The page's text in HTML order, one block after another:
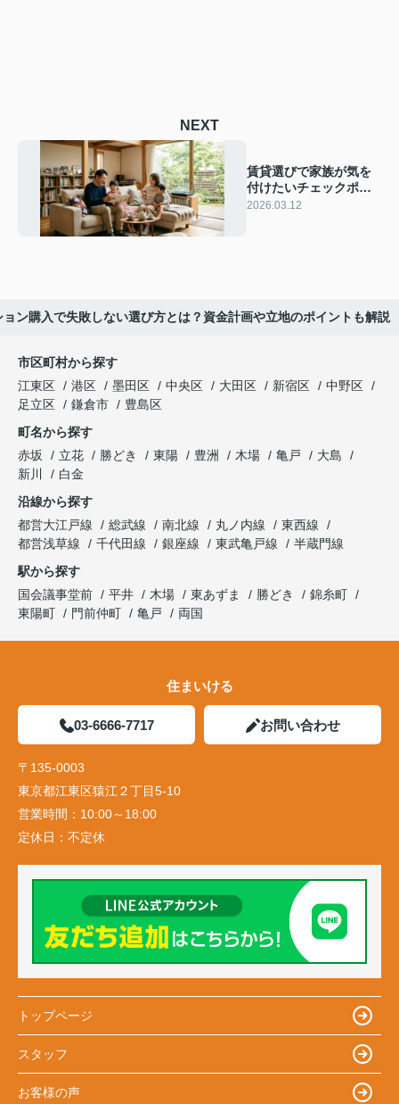
NEXT
賃貸選びで家族が気を
付けたいチェックポイ
ントは？安心して住め
2026.03.12
ョン購入で失敗しない選び方とは？資金計画や立地のポイントも解説
市区町村から探す
江東区
港区 墨田区 中央区 大田区 新宿区
中野区
足立区
鎌倉市
豊島区
町名から探す
赤坂
立花 勝どき 東陽 豊洲 木場 亀戸
大島
新川
白金
沿線から探す
都営大江戸線
総武線 南北線 丸ノ内線
東西線
都営浅草線
千代田線 銀座線 東武亀戸線
半蔵門線
駅から探す
国会議事堂前
平井 木場 東あずま 勝どき
錦糸町
東陽町
門前仲町 亀戸 両国
住まいける
03-6666-7717 お問い合わせ
〒135-0003
東京都江東区猿江２丁目5-10
営業時間： 10:00～18:00
定休日： 不定休
トップページ
スタッフ
お客様の声